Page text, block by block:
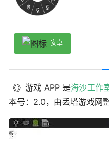
安卓
《》游戏 APP 是海沙工作
本号：2.0，由丢塔游戏网